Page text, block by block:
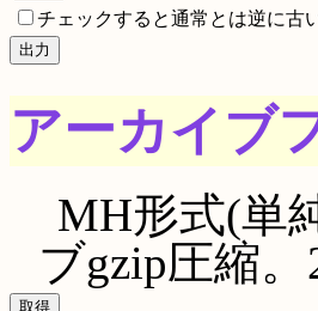
チェックすると通常とは逆に古
アーカイブ
MH形式(単
ブgzip圧縮